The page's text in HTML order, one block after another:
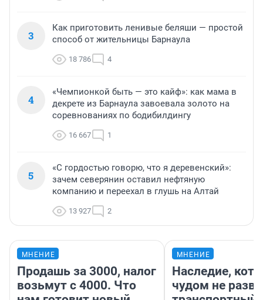
3
Как приготовить ленивые беляши — простой
способ от жительницы Барнаула
18 786 4
4
«Чемпионкой быть — это кайф»: как мама в
декрете из Барнаула завоевала золото на
соревнованиях по бодибилдингу
16 667 1
5
«С гордостью говорю, что я деревенский»:
зачем северянин оставил нефтяную
компанию и переехал в глушь на Алтай
13 927 2
МНЕНИЕ
Продашь за 3000, налог
возьмут с 4000. Что
МНЕНИЕ
Наследие,
чудом не